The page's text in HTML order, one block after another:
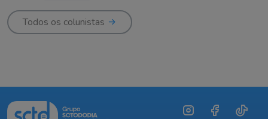
Todos os colunistas